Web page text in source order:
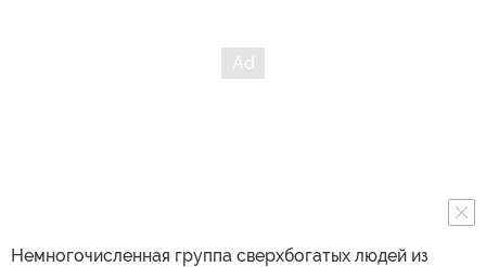
Немногочисленная группа сверхбогатых людей из